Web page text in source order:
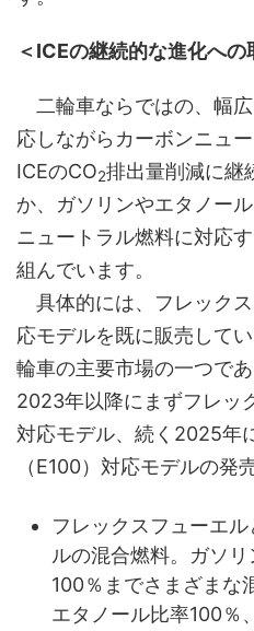
＜ICEの継続的な進化への
二輪車ならではの、幅
応しながらカーボンニュ
ICEのCO2排出量削減に継
か、ガソリンやエタノー
ニュートラル燃料に対応
組んでいます。
具体的には、フレック
応モデルを既に販売して
輪車の主要市場の一つで
2023年以降にまずフレッ
対応モデル、続く2025年
（E100）対応モデルの発
フレックスフューエ
ルの混合燃料。ガソ
100％までさまざまな
エタノール比率100％